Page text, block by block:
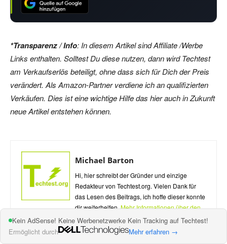
*Transparenz / Info: In diesem Artikel sind Affiliate /Werbe
Links enthalten. Solltest Du diese nutzen, dann wird Techtest
am Verkaufserlös beteiligt, ohne dass sich für Dich der Preis
verändert. Als Amazon-Partner verdiene ich an qualifizierten
Verkäufen. Dies ist eine wichtige Hilfe das hier auch in Zukunft
neue Artikel entstehen können.
Michael Barton
Hi, hier schreibt der Gründer und einzige
Redakteur von Techtest.org. Vielen Dank für
das Lesen des Beitrags, ich hoffe dieser konnte
dir weiterhelfen.Mehr Informationen über den
Autor
Kein AdSense! Keine Werbenetzwerke Kein Tracking auf Techtest!
Ermöglicht durch
Mehr erfahren →